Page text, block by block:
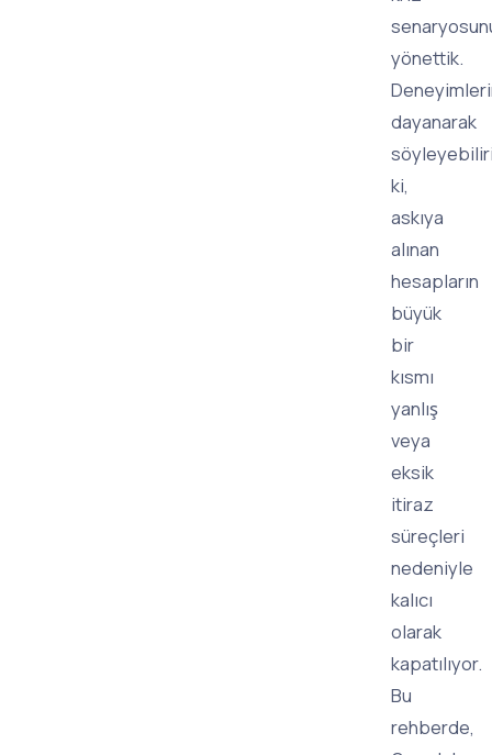
yönettik.
dayanarak
ki,
askıya
alınan
hesapların
büyük
bir
kısmı
yanlış
veya
eksik
itiraz
süreçleri
nedeniyle
kalıcı
olarak
kapatılıyor.
Bu
rehberde,